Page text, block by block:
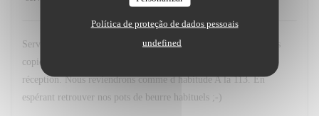
Política de proteção de dados pessoais
undefined
Service avenant et personnel souriant. Plats simples choisis mais
copieux. Merci Léa pour le service. Merci a hugo au bar et
réception. Nous reviendrons comme d habitude A la 113. En
espérant retrouver nos pots de beurre habituels ;-)